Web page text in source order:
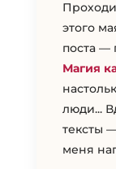
этого
поста —
Магия
люди...
тексты
меня